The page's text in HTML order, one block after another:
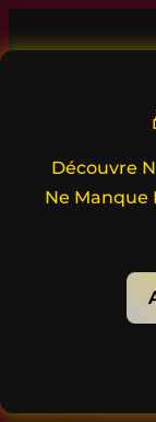
Découvre
Ne Manque